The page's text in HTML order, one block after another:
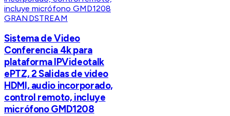
GRANDSTREAM
Sistema de Video
Conferencia 4k para
plataforma IPVideotalk
ePTZ, 2 Salidas de video
HDMI, audio incorporado,
control remoto, incluye
micrófono GMD1208